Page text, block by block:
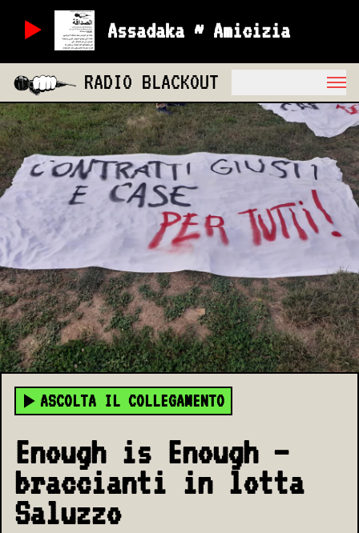
Assadaka ~ Amicizia
RADIO BLACKOUT
ASCOLTA IL COLLEGAMENTO
Enough is Enough –
braccianti in lotta
Saluzzo